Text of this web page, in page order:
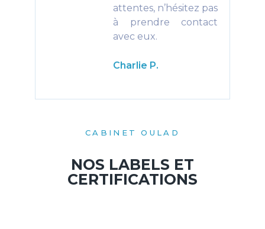
attentes, n’hésitez pas
à prendre contact
avec eux.
Charlie P.
CABINET OULAD
NOS LABELS ET
CERTIFICATIONS